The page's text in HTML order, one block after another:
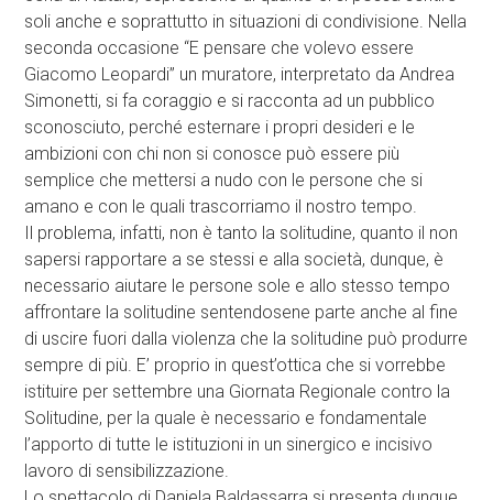
soli anche e soprattutto in situazioni di condivisione. Nella
seconda occasione “E pensare che volevo essere
Giacomo Leopardi” un muratore, interpretato da Andrea
Simonetti, si fa coraggio e si racconta ad un pubblico
sconosciuto, perché esternare i propri desideri e le
ambizioni con chi non si conosce può essere più
semplice che mettersi a nudo con le persone che si
amano e con le quali trascorriamo il nostro tempo.
Il problema, infatti, non è tanto la solitudine, quanto il non
sapersi rapportare a se stessi e alla società, dunque, è
necessario aiutare le persone sole e allo stesso tempo
affrontare la solitudine sentendosene parte anche al fine
di uscire fuori dalla violenza che la solitudine può produrre
sempre di più. E’ proprio in quest’ottica che si vorrebbe
istituire per settembre una Giornata Regionale contro la
Solitudine, per la quale è necessario e fondamentale
l’apporto di tutte le istituzioni in un sinergico e incisivo
lavoro di sensibilizzazione.